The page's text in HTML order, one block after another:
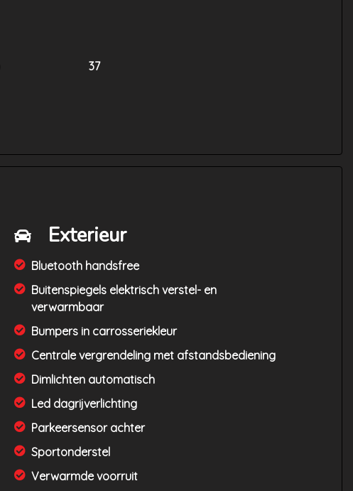
37
Exterieur
Bluetooth handsfree
Buitenspiegels elektrisch verstel- en
verwarmbaar
Bumpers in carrosseriekleur
Centrale vergrendeling met afstandsbediening
Dimlichten automatisch
Led dagrijverlichting
Parkeersensor achter
Sportonderstel
Verwarmde voorruit